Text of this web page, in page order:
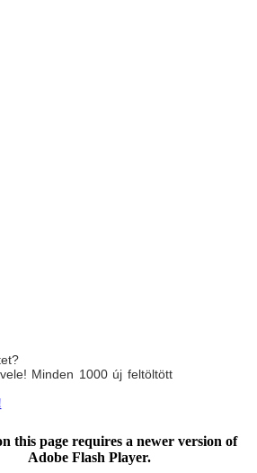
Minden 1000 új feltöltött
this page requires a newer version of
Adobe Flash Player.